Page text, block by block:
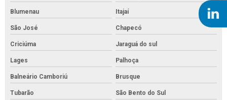
Blumenau Itajaí
São José Chapecó
Criciúma Jaraguá do sul
Lages Palhoça
Balneário Camboriú Brusque
Tubarão São Bento do Sul